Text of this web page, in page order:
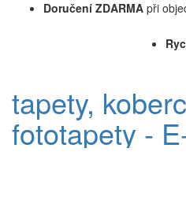
Doručení ZDARMA při
tapety,
fototapety -